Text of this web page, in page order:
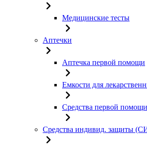
Медицинские тесты
Аптечки
Аптечка первой помощи
Емкости для
Средства первой помощи
Средства индивид. защиты